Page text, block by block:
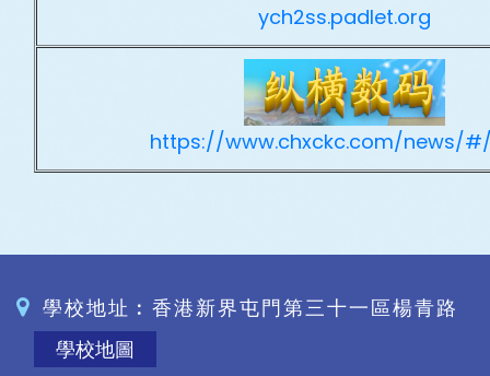
ych2ss.padlet.org
https://www.chxckc.com/news/
學校地址︰香港新界屯門第三十一區楊青路
學校地圖